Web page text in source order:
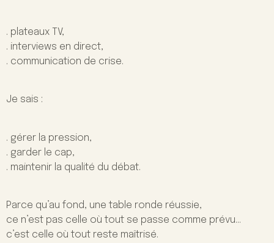
. plateaux TV,
. interviews en direct,
. communication de crise.
Je sais :
. gérer la pression,
. garder le cap,
. maintenir la qualité du débat.
Parce qu’au fond, une table ronde réussie,
ce n’est pas celle où tout se passe comme prévu…
c’est celle où tout reste maîtrisé.